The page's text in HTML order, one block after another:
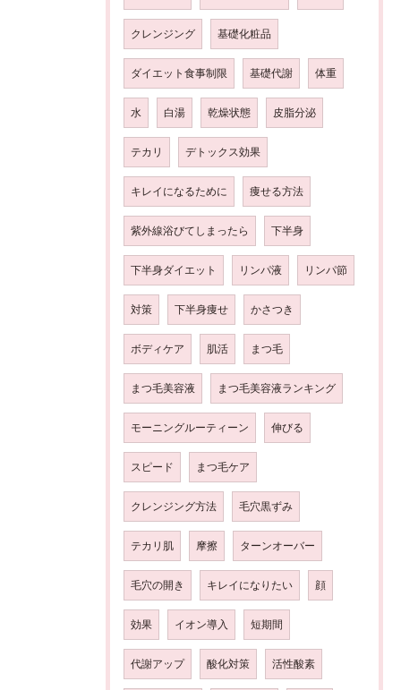
クレンジング 基礎化粧品
ダイエット食事制限 基礎代謝 体重
水 白湯 乾燥状態 皮脂分泌
テカリ デトックス効果
キレイになるために 痩せる方法
紫外線浴びてしまったら 下半身
下半身ダイエット リンパ液 リンパ節
対策 下半身痩せ かさつき
ボディケア 肌活 まつ毛
まつ毛美容液 まつ毛美容液ランキング
モーニングルーティーン 伸びる
スピード まつ毛ケア
クレンジング方法 毛穴黒ずみ
テカリ肌 摩擦 ターンオーバー
毛穴の開き キレイになりたい 顔
効果 イオン導入 短期間
代謝アップ 酸化対策 活性酸素